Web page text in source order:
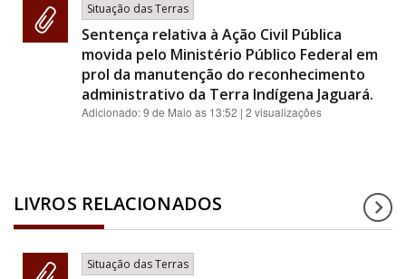
Situação das Terras
Sentença relativa à Ação Civil Pública
movida pelo Ministério Público Federal em
prol da manutenção do reconhecimento
administrativo da Terra Indígena Jaguará.
Adicionado:9 de Maio as 13:52 | 2 visualizações
LIVROS RELACIONADOS
Situação das Terras